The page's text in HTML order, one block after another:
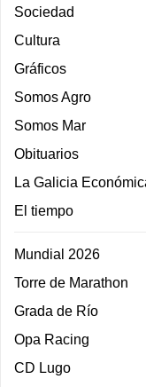
Sociedad
Cultura
Gráficos
Somos Agro
Somos Mar
Obituarios
La Galicia
El tiempo
Mundial 2026
Torre de Marathon
Grada de Río
Opa Racing
CD Lugo